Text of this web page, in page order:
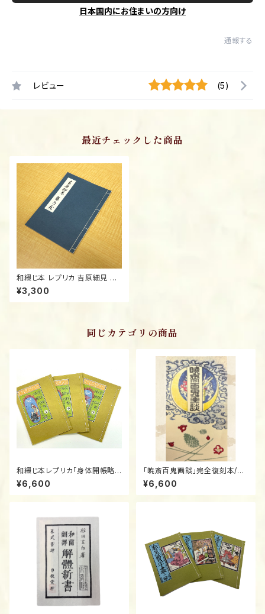
日本国内にお住まいの方向け
通報する
レビュー (5)
最近チェックした商品
和綴じ本 レプリカ 吉原細見 籬
の花/Authentic Replica: "Yo
shiwara" Guidebook 1775 /
Magaki no Hana (Tradition
¥3,300
同じカテゴリの商品
和綴じ本レプリカ「身体開帳略
縁起」上・中・下 意訳付き／The
Household Buddha Tsutay
¥6,600
「暁斎百鬼画談」完全復刻本/Tr
aditional Japanese Bound
Book Replica: "Kyosai Hya
kki Gadan" / The 100 Dem
¥6,600